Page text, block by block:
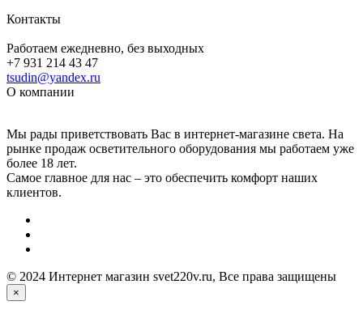
Контакты
Работаем ежедневно, без выходных
+7 931 214 43 47
tsudin@yandex.ru
О компании
Мы рады приветствовать Вас в интернет-магазине света. На
рынке продаж осветительного оборудования мы работаем уже
более 18 лет.
Самое главное для нас – это обеспечить комфорт наших
клиентов.
© 2024 Интернет магазин svet220v.ru, Все права защищены
×